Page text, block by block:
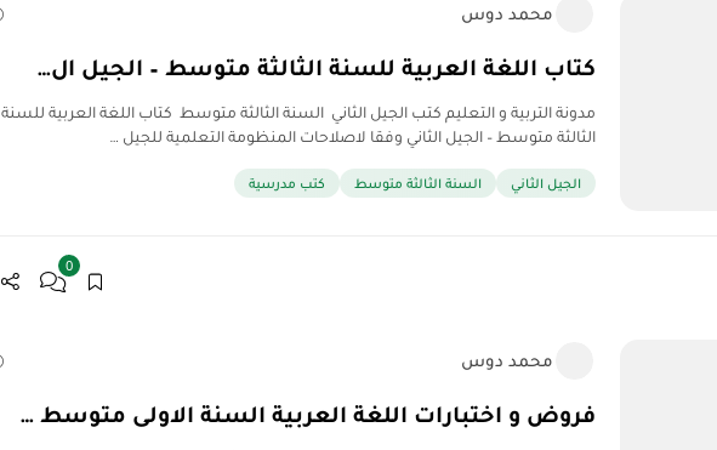
محمد دوس
كتاب اللغة العربية للسنة الثالثة متوسط – الجيل ال…
مدونة التربية و التعليم كتب الجيل الثاني السنة الثالثة متوسط كتاب اللغة العربية للسنة
الثالثة متوسط – الجيل الثاني وفقا لاصلاحات المنظومة التعلمية للجيل …
الجيل الثاني السنة الثالثة متوسط كتب مدرسية
0
محمد دوس
فروض و اختبارات اللغة العربية السنة الاولى متوسط …